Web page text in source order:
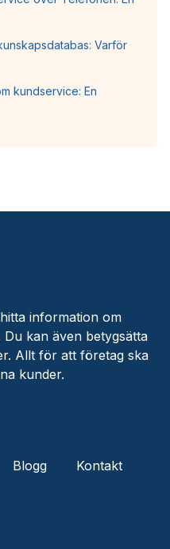
Varför
kundservice: En
information om
kan även betygsätta
Allt för att företag ska
kunder.
Blogg
Kontakt